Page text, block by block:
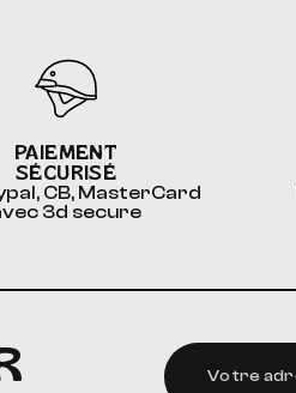
PAIEMENT
SÉCURISÉ
CB, MasterCard
3d secure